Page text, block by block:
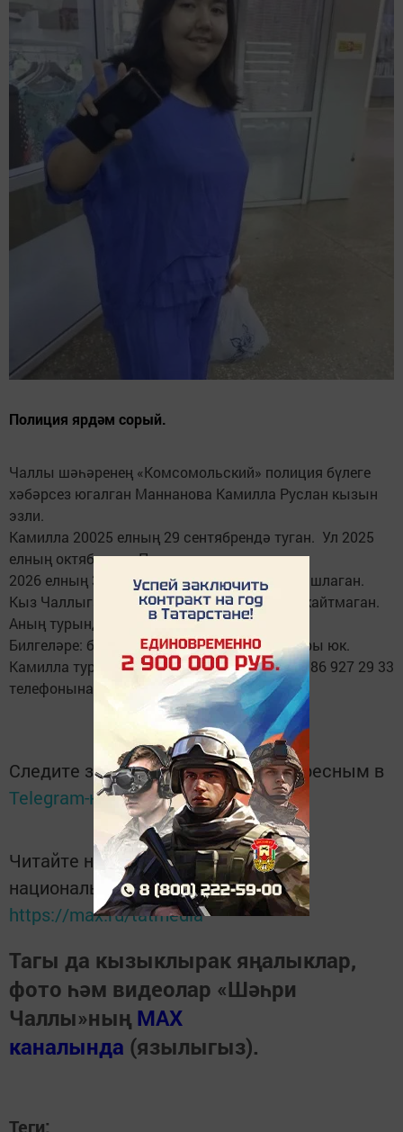
Полиция ярдәм сорый.
Чаллы шәһәренең «Комсомольский» полиция бүлеге
хәбәрсез югалган Маннанова Камилла Руслан кызын
эзли.
Камилла 20025 елның 29 сентябрендә туган. Ул 2025
елның октябрендә Пенза өлкәсенә киткән.
2026 елның 3 маеннан элемтәгә чыкмый башлаган.
Кыз Чаллыга кайтырга тиеш булган, әмма кайтмаган.
Аның турында бернинди дә хәбәр юк.
Билгеләре: буе 148 см, татуировка, шрамнары юк.
Камилла турында мәгълүматлар булса +7 986 927 29 33
телефонына шалтыратырга кирәк.
Следите за самым важным и интересным в
Telegram-каналеТатмедиа
Читайте новости Татарстана в
национальном мессенджере MАХ:
https://max.ru/tatmedia
Тагы да кызыклырак яңалыклар,
фото һәм видеолар «Шәһри
Чаллы»ның MAX
каналында (язылыгыз).
Теги: